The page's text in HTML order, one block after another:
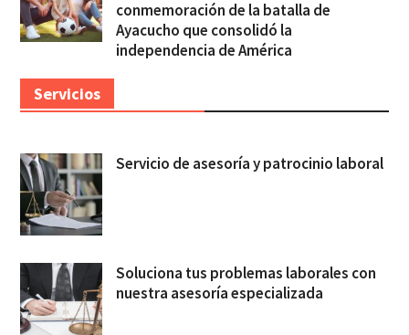
conmemoración de la batalla de
Ayacucho que consolidó la
independencia de América
Servicios
Servicio de asesoría y patrocinio laboral
Soluciona tus problemas laborales con
nuestra asesoría especializada